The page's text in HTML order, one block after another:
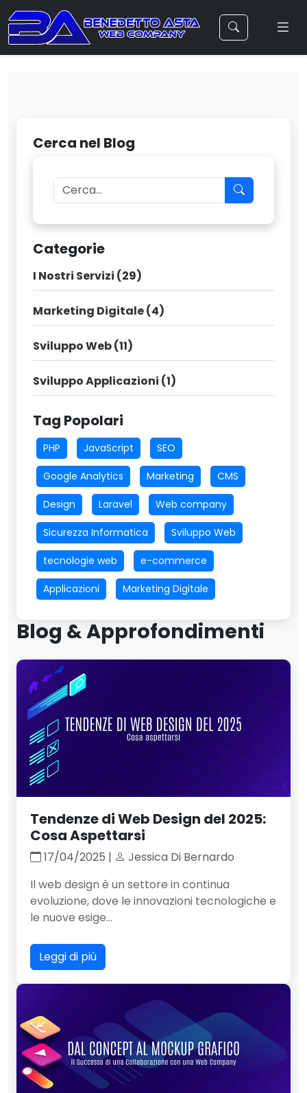
Cerca nel Blog
Categorie
I Nostri Servizi (29)
Marketing Digitale (4)
Sviluppo Web (11)
Sviluppo Applicazioni (1)
Tag Popolari
PHP JavaScript SEO
Google Analytics Marketing CMS
Design Laravel Web company
Sicurezza Informatica Sviluppo Web
tecnologie web e-commerce
Applicazioni Marketing Digitale
Blog & Approfondimenti
Tendenze di Web Design del 2025:
Cosa Aspettarsi
17/04/2025 |
Jessica Di Bernardo
Il web design è un settore in continua
evoluzione, dove le innovazioni tecnologiche e
le nuove esige...
Leggi di più